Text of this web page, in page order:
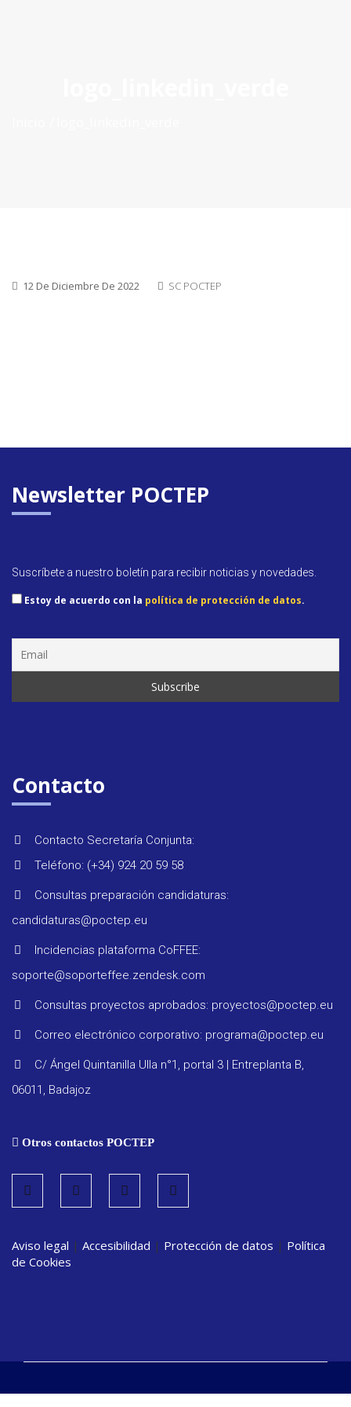
12 De Diciembre De 2022 SC POCTEP
Newsletter POCTEP
Suscríbete a nuestro boletín para recibir noticias y novedades.
Estoy de acuerdo con la política de protección de datos.
Contacto
Contacto Secretaría Conjunta:
Teléfono: (+34) 924 20 59 58
Consultas preparación candidaturas:
candidaturas@poctep.eu
Incidencias plataforma CoFFEE:
soporte@soporteffee.zendesk.com
Consultas proyectos aprobados: proyectos@poctep.eu
Correo electrónico corporativo: programa@poctep.eu
C/ Ángel Quintanilla Ulla n°1, portal 3 | Entreplanta B,
06011, Badajoz
Otros contactos POCTEP
Aviso legal | Accesibilidad | Protección de datos | Política
de Cookies